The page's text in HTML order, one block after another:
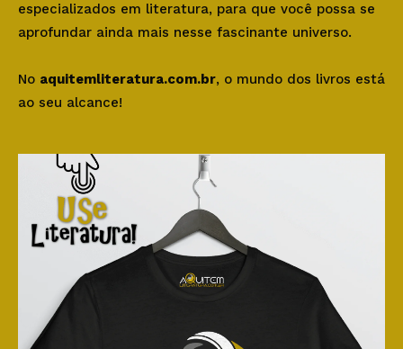
especializados em literatura, para que você possa se
aprofundar ainda mais nesse fascinante universo.
No aquitemliteratura.com.br, o mundo dos livros está
ao seu alcance!